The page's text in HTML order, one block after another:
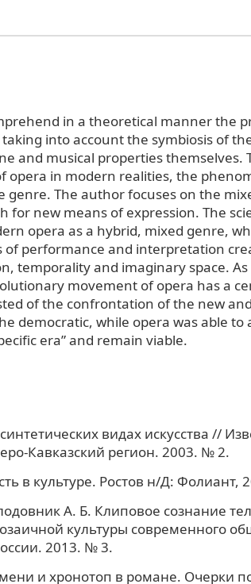
in a theoretical manner the
into account the symbiosis of
and musical properties themselves.
opera in modern realities, the
genre. The author focuses on the
for new means of expression. The
opera as a hybrid, mixed genre,
of performance and interpretation
temporality and imaginary space.
movement of opera has a
of the confrontation of the new
democratic, while opera was able to
era” and remain viable.
видах искусства //
Кавказский регион. 2003. № 2.
в культуре. Ростов н/Д: Фолиант,
А. Б. Клиповое сознание
культуры современного
2013. № 3.
и хронотоп в романе. Очерки